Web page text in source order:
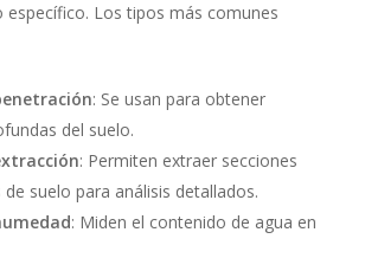
Los tipos más comunes
: Se usan para obtener
del suelo.
: Permiten extraer secciones
suelo para análisis detallados.
: Miden el contenido de agua en